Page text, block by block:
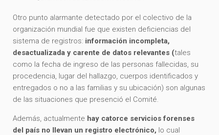
Otro punto alarmante detectado por el colectivo de la
organización mundial fue que existen deficiencias del
sistema de registros: información incompleta,
desactualizada y carente de datos relevantes (tales
como la fecha de ingreso de las personas fallecidas, su
procedencia, lugar del hallazgo, cuerpos identificados y
entregados o no a las familias y su ubicación) son algunas
de las situaciones que presenció el Comité.
Además, actualmente hay catorce servicios forenses
del país no llevan un registro electrónico, lo cual